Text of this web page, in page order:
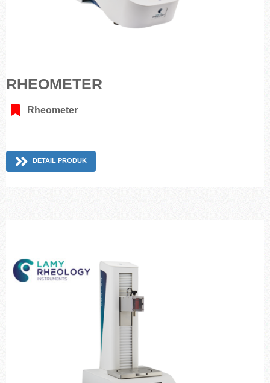
RHEOMETER
Rheometer
DETAIL PRODUK